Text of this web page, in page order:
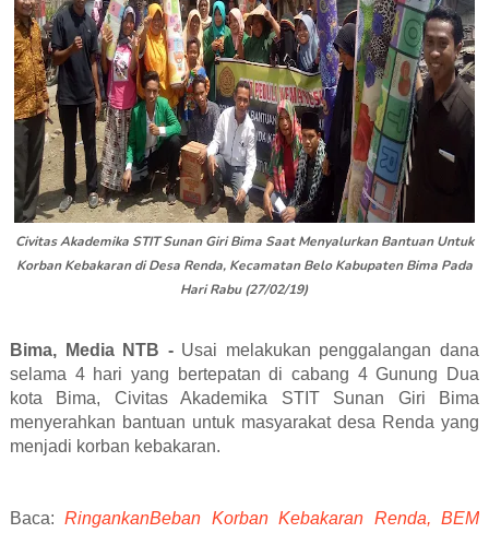
Civitas Akademika STIT Sunan Giri Bima Saat Menyalurkan Bantuan Untuk
Korban Kebakaran di Desa Renda, Kecamatan Belo Kabupaten Bima Pada
Hari Rabu (27/02/19)
Bima, Media NTB -Usai melakukan penggalangan dana
selama 4 hari yang bertepatan di cabang 4 Gunung Dua
kota Bima, Civitas Akademika STIT Sunan Giri Bima
menyerahkan bantuan untuk masyarakat desa Renda yang
menjadi korban kebakaran.
Baca:RingankanBeban Korban Kebakaran Renda, BEM